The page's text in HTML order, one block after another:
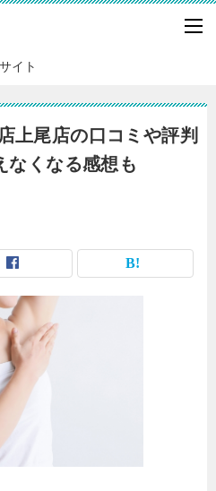
イト
上尾店の口コミや評判
なくなる感想も